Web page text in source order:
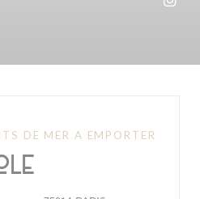
DE MER A EMPORTER